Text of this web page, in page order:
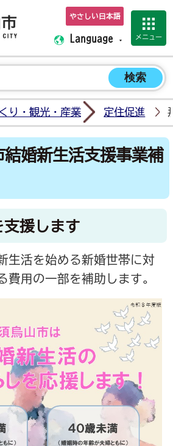
那須烏山市ホーム
やさしい日本語
Language メニュー
り・観光・産業 定住促進
結婚新生活支援事業補
援します
生活を始める新婚世帯に対
費用の一部を補助します。